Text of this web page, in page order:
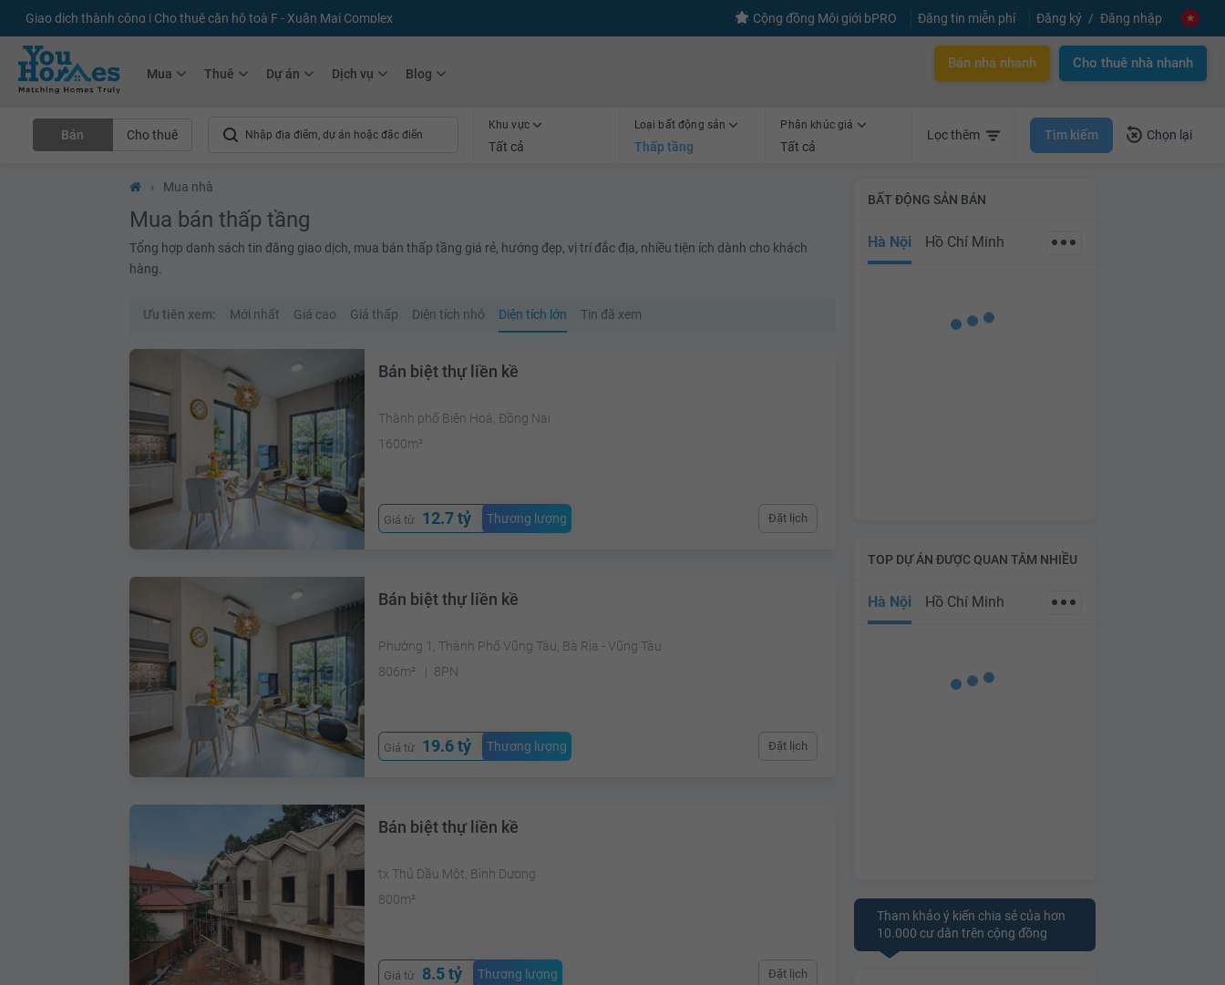
+75.000Tin đăng mới hàng tháng +10.000Thành viên Youhomers Cộng đồng Môi giới bPRO Đăng tin miễn phí Đăng ký Đăng nhập
Mua Thuê Dự án Dịch vụ Blog
Bán nhà nhanh Cho thuê nhà nhanh
Bán Cho thuê
Khu vực
Tất cả
Loại bất động sản
Thấp tầng
Phân khúc giá
Tất cả
Lọc thêm Tìm kiếm Chọn lại
› Mua nhà
Mua bán thấp tầng
Tổng hợp danh sách tin đăng giao dịch, mua bán thấp tầng giá rẻ, hướng đẹp, vị trí đắc địa, nhiều tiện ích dành cho khách
hàng.
Ưu tiên xem: Mới nhất Giá cao Giá thấp Diện tích nhỏ Diện tích lớn Tin đã xem
Bán biệt thự liền kề
Thành phố Biên Hoà, Đồng Nai
1600m²
Giá từ 12.7 tỷ Thương lượng Đặt lịch
Bán biệt thự liền kề
Phường 1, Thành Phố Vũng Tàu, Bà Rịa - Vũng Tàu
806m²
8PN
Giá từ 19.6 tỷ Thương lượng Đặt lịch
Bán biệt thự liền kề
tx Thủ Dầu Một, Bình Dương
800m²
Giá từ 8.5 tỷ Thương lượng Đặt lịch
BẤT ĐỘNG SẢN BÁN
Hà Nội Hồ Chí Minh
TOP DỰ ÁN ĐƯỢC QUAN TÂM NHIỀU
Hà Nội Hồ Chí Minh
Tham khảo ý kiến chia sẻ của hơn
10.000 cư dân trên cộng đồng
✕
Gói dịch vụ CAM KẾT
BÁN ĐƯỢC NHÀ TRONG 3 THÁNG
Liên hệ tư vấn